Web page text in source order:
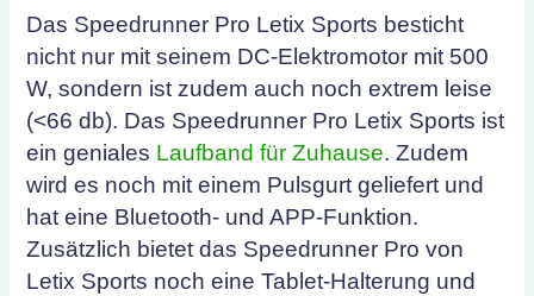
Das Speedrunner Pro Letix Sports besticht
nicht nur mit seinem DC-Elektromotor mit 500
W, sondern ist zudem auch noch extrem leise
(<66 db). Das Speedrunner Pro Letix Sports ist
ein geniales Laufband für Zuhause. Zudem
wird es noch mit einem Pulsgurt geliefert und
hat eine Bluetooth- und APP-Funktion.
Zusätzlich bietet das Speedrunner Pro von
Letix Sports noch eine Tablet-Halterung und